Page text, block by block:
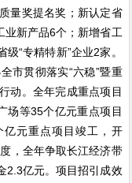
量奖提名奖；新认定省
业新产品6个；新增省工
“专精特新”企业2家。
市贯彻落实“六稳”暨重
动。全年完成重点项目
场等35个亿元重点项目
元重点项目竣工，开
，全年争取长江经济带
2.3亿元。项目招引成效